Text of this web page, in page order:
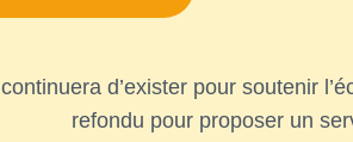
continuera d’exister pour soutenir
refondu pour proposer un